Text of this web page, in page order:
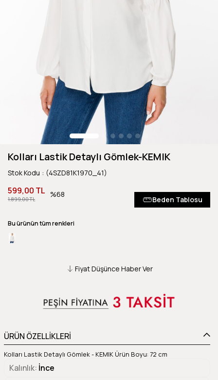
Kolları Lastik Detaylı Gömlek-KEMIK
Stok Kodu (4SZD81K1970_41)
1.899,00 TL
599,00 TL 68
Beden Tablosu
Bu ürünün tüm renkleri
Fiyat Düşünce Haber Ver
ÜRÜN ÖZELLİKLERİ
Kolları Lastik Detaylı Gömlek - KEMIK Ürün Boyu: 72 cm
Kalınlık İnce